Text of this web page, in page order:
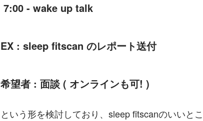
7:00 - wake up talk
EX : sleep fitscan のレポート送付
希望者 : 面談 ( オンラインも可! )
という形を検討しており、sleep fitscanのいいと